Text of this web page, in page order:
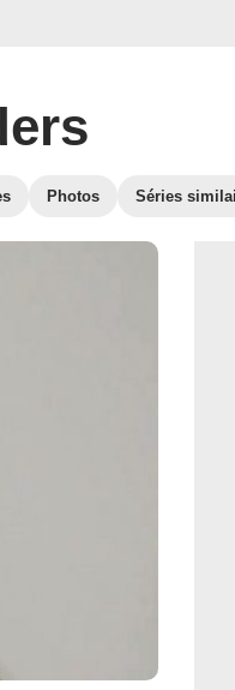
Photos Séries